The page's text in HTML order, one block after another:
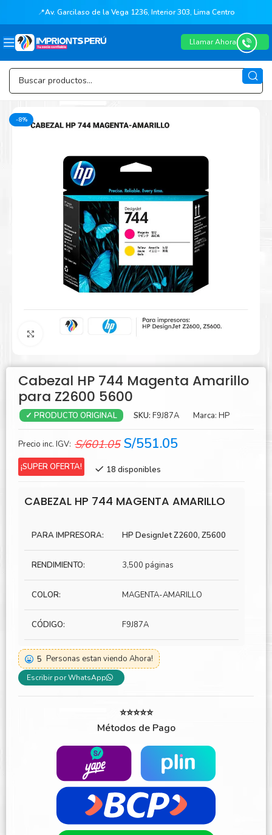
📍Av. Garcilaso de la Vega 1236, Interior 303, Lima Centro
Llamar Ahora
-8%
Agrandar
Cabezal HP 744 Magenta Amarillo
para Z2600 5600
✓ PRODUCTO ORIGINAL SKU: F9J87A Marca: HP
Precio inc. IGV: S/601.05 El
original
S/601.05.
S/551.05El
S/551.05.
¡SUPER OFERTA! 18 disponibles
CABEZAL HP 744 MAGENTA AMARILLO
PARA IMPRESORA: HP DesignJet Z2600, Z5600
RENDIMIENTO: 3,500 páginas
COLOR: MAGENTA-AMARILLO
CÓDIGO: F9J87A
5 Personas estan viendo Ahora!
Escribir por WhatsApp
⭐⭐⭐⭐⭐
Métodos de Pago